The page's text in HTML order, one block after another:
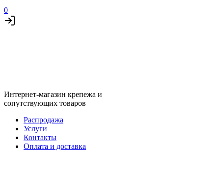
0
Интернет-магазин крепежа и
сопутствующих товаров
Распродажа
Услуги
Контакты
Оплата и доставка